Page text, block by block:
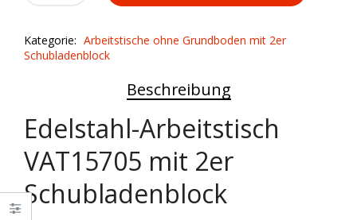
Schubladenblock
quantity
Kategorie: Arbeitstische ohne Grundboden mit 2er
Schubladenblock
Beschreibung
Edelstahl-Arbeitstisch
VAT15705 mit 2er
Schubladenblock